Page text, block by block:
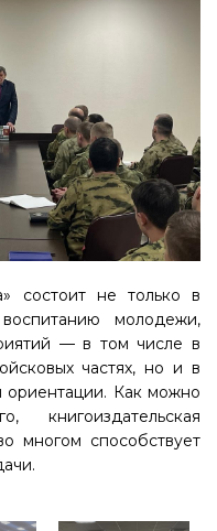
состоит не только в
молодежи,
— в том числе в
частях, но и в
ориентации. Как можно
книгоиздательская
многом способствует